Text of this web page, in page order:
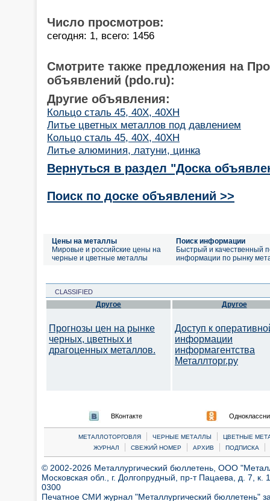
Число просмотров:
сегодня: 1, всего: 1456
Смотрите также предложения на
объявлений (pdo.ru):
Другие объявления:
Кольцо сталь 45, 40Х, 40ХН
Литье цветных металлов под давлением
Кольцо сталь 45, 40Х, 40ХН
Литье алюминия, латуни, цинка
Вернуться в раздел "Доска
Поиск по доске объявлений >>
Цены на металлы
Мировые и российские цены на
черные и цветные металлы
Поиск информации
Быстрый и качественный
информации по рынку
CLASSIFIED
Другое
Прогнозы цен на рынке
черных, цветных и
драгоценных металлов.
Другое
Доступ к
информации
информагентства
Металлторг.ру
ВКонтакте
МЕТАЛЛОТОРГОВЛЯ | ЧЕРНЫЕ МЕТАЛЛЫ |
ЦВЕТНЫЕ
ЖУРНАЛ
| СВЕЖИЙ НОМЕР | АРХИВ | ПОДПИСКА |
© 2002-2026 Металлургический бюллетень, ООО
Московская обл., г. Долгопрудный, пр-т Пацаева, д. 7,
0300
Печатное СМИ журнал "Металлургический бюллетень"